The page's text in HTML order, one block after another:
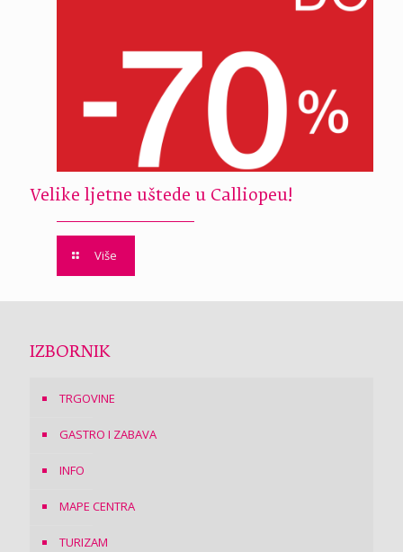
Velike ljetne uštede u Calliopeu!
Više
IZBORNIK
TRGOVINE
GASTRO I ZABAVA
INFO
MAPE CENTRA
TURIZAM